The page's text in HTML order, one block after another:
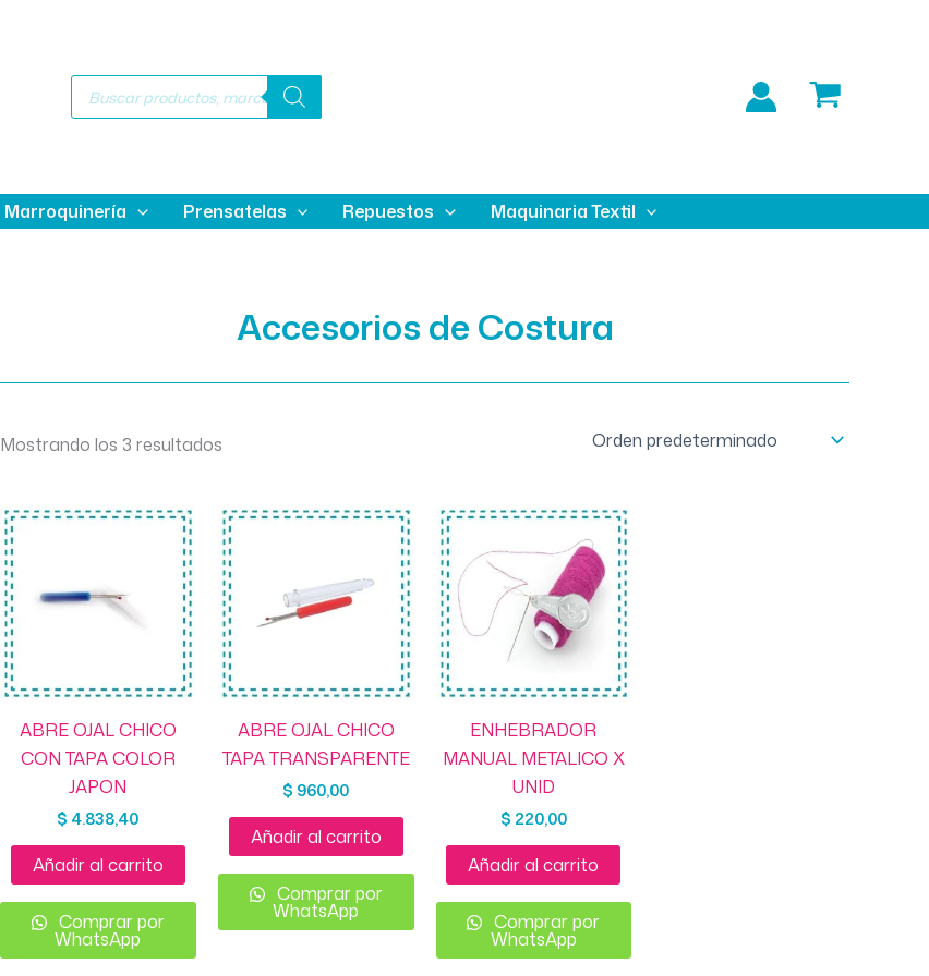
Búsqueda
Marroquinería Prensatelas Repuestos Maquinaria Textil
Accesorios de Costura
Mostrando los 3 resultados
ABRE OJAL CHICO
CON TAPA COLOR
JAPON
$ 4.838,40
Añadir al carrito
Comprar por
WhatsApp
ABRE OJAL CHICO
TAPA TRANSPARENTE
$ 960,00
Añadir al carrito
Comprar por
WhatsApp
ENHEBRADOR
MANUAL METALICO X
UNID
$ 220,00
Añadir al carrito
Comprar por
WhatsApp